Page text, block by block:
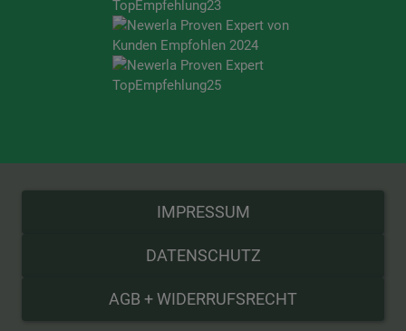
IMPRESSUM
DATENSCHUTZ
AGB + WIDERRUFSRECHT